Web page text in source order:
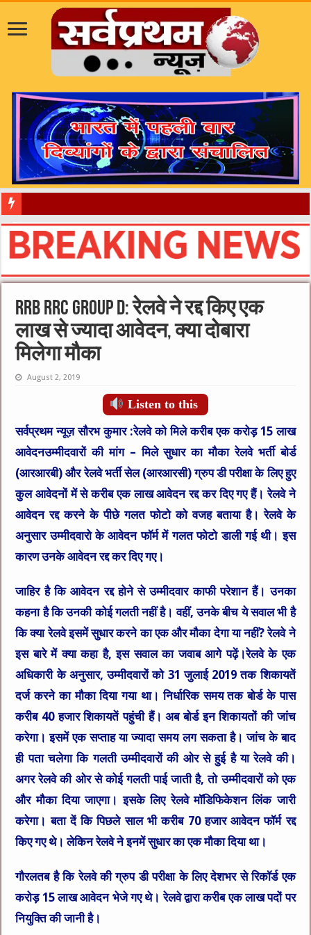
RRB RRC Group D: रेलवे ने रद्द किए एक
लाख से ज्यादा आवेदन, क्या दोबारा
मिलेगा मौका
August 2, 2019
Listen to this
सर्वप्रथम न्यूज़ सौरभ कुमार :रेलवे को मिले करीब एक करोड़ 15 लाख
आवेदनउम्मीदवारों की मांग – मिले सुधार का मौका रेलवे भर्ती बोर्ड
(आरआरबी) और रेलवे भर्ती सेल (आरआरसी) ग्रुप डी परीक्षा के लिए हुए
कुल आवेदनों में से करीब एक लाख आवेदन रद्द कर दिए गए हैं। रेलवे ने
आवेदन रद्द करने के पीछे गलत फोटो को वजह बताया है। रेलवे के
अनुसार उम्मीदवारो के आवेदन फॉर्म में गलत फोटो डाली गई थी। इस
कारण उनके आवेदन रद्द कर दिए गए।
जाहिर है कि आवेदन रद्द होने से उम्मीदवार काफी परेशान हैं। उनका
कहना है कि उनकी कोई गलती नहीं है। वहीं, उनके बीच ये सवाल भी है
कि क्या रेलवे इसमें सुधार करने का एक और मौका देगा या नहीं? रेलवे ने
इस बारे में क्या कहा है, इस सवाल का जवाब आगे पढ़ें।रेलवे के एक
अधिकारी के अनुसार, उम्मीदवारों को 31 जुलाई 2019 तक शिकायतें
दर्ज करने का मौका दिया गया था। निर्धारिक समय तक बोर्ड के पास
करीब 40 हजार शिकायतें पहुंची हैं। अब बोर्ड इन शिकायतों की जांच
करेगा। इसमें एक सप्ताह या ज्यादा समय लग सकता है। जांच के बाद
ही पता चलेगा कि गलती उम्मीदवारों की ओर से हुई है या रेलवे की।
अगर रेलवे की ओर से कोई गलती पाई जाती है, तो उम्मीदवारों को एक
और मौका दिया जाएगा। इसके लिए रेलवे मॉडिफिकेशन लिंक जारी
करेगा। बता दें कि पिछले साल भी करीब 70 हजार आवेदन फॉर्म रद्द
किए गए थे। लेकिन रेलवे ने इनमें सुधार का एक मौका दिया था।
गौरलतब है कि रेलवे की ग्रुप डी परीक्षा के लिए देशभर से रिकॉर्ड एक
करोड़ 15 लाख आवेदन भेजे गए थे। रेलवे द्वारा करीब एक लाख पदों पर
नियुक्ति की जानी है।